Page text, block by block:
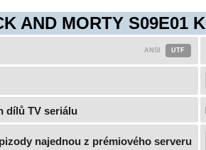
AND MORTY S09E01
dílů TV seriálu
najednou z prémiového serveru